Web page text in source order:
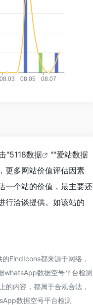
"5118数据 ""爱站数据
更多网站价值评估因素
一个站的价值，最主要还
行洽谈提供。如该站的
FindIcons都来源于网络，
whatsApp数据空号平台检测
内容，都属于合规合法，
数据空号平台检测